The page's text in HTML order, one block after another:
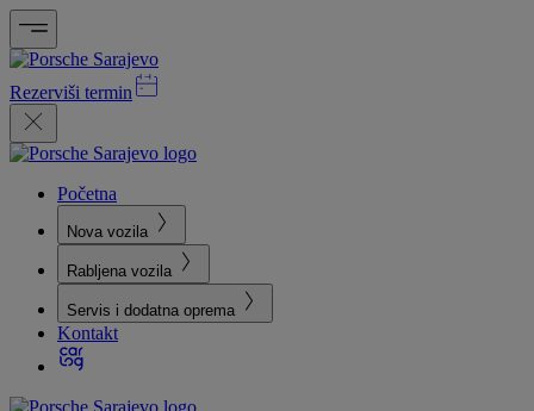
Rezerviši termin
Početna
Nova vozila
Rabljena vozila
Servis i dodatna oprema
Kontakt